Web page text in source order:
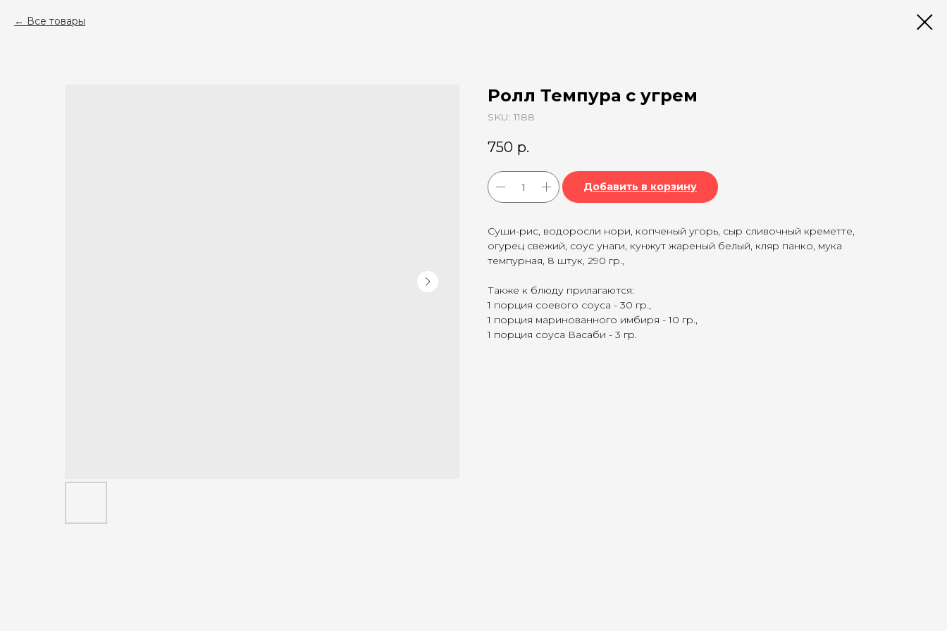
Все товары
Ролл Темпура с угрем
SKU: 1188
750 р.
Добавить в корзину
Суши-рис, водоросли нори, копченый угорь, сыр сливочный креметте,
огурец свежий, соус унаги, кунжут жареный белый, кляр панко, мука
темпурная, 8 штук, 290 гр.,
Также к блюду прилагаются:
1 порция соевого соуса - 30 гр.,
1 порция маринованного имбиря - 10 гр.,
1 порция соуса Васаби - 3 гр.